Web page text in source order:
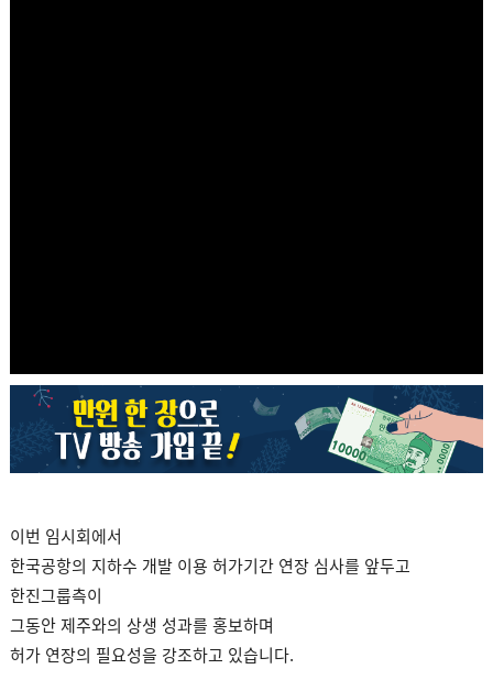
이번 임시회에서
한국공항의 지하수 개발 이용 허가기간 연장 심사를 앞두고
한진그룹측이
그동안 제주와의 상생 성과를 홍보하며
허가 연장의 필요성을 강조하고 있습니다.